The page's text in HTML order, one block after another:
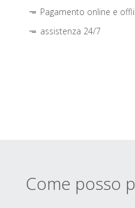
Pagamento online e
assistenza 24/7
Come posso